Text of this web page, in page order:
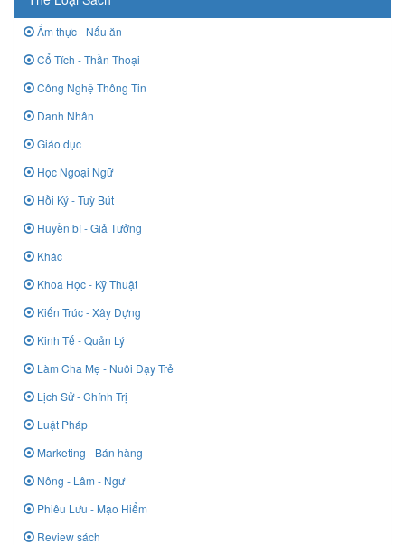
Ẩm thực - Nấu ăn
Cổ Tích - Thần Thoại
Công Nghệ Thông Tin
Danh Nhân
Giáo dục
Học Ngoại Ngữ
Hồi Ký - Tuỳ Bút
Huyền bí - Giả Tưởng
Khác
Khoa Học - Kỹ Thuật
Kiến Trúc - Xây Dựng
Kinh Tế - Quản Lý
Làm Cha Mẹ - Nuôi Dạy Trẻ
Lịch Sử - Chính Trị
Luật Pháp
Marketing - Bán hàng
Nông - Lâm - Ngư
Phiêu Lưu - Mạo Hiểm
Review sách